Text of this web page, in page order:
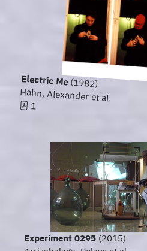
Electric Me(1982)
Hahn, Alexander et al.
1
Experiment 0295 (2015)